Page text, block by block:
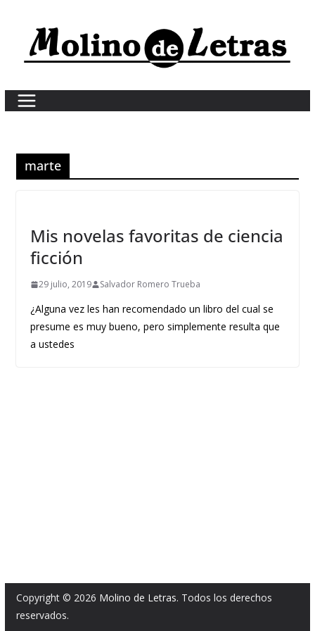
content
marte
Mis novelas favoritas de ciencia
ficción
29 julio, 2019 Salvador Romero Trueba
¿Alguna vez les han recomendado un libro del cual se
presume es muy bueno, pero simplemente resulta que
a ustedes
Copyright © 2026 Molino de Letras. Todos los derechos
reservados.